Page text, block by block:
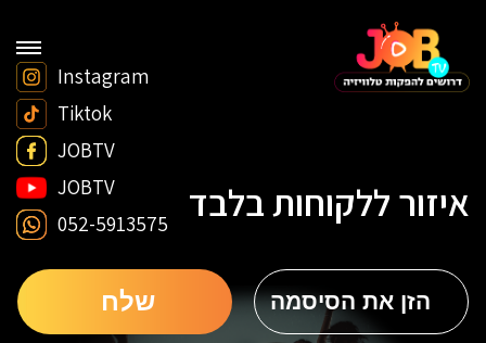
Instagram
Tiktok
JOBTV
JOBTV
052-5913575
איזור ללקוחות בלבד